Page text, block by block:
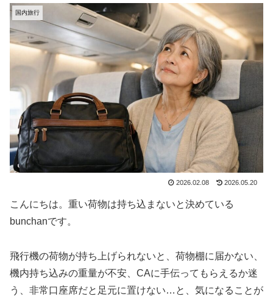
国内旅行
2026.02.08 2026.05.20
こんにちは。重い荷物は持ち込まないと決めている
bunchanです。
飛行機の荷物が持ち上げられないと、荷物棚に届かない、
機内持ち込みの重量が不安、CAに手伝ってもらえるか迷
う、非常口座席だと足元に置けない…と、気になることが